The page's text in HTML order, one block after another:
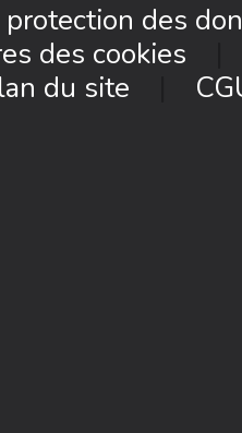
des
des cookies
du site